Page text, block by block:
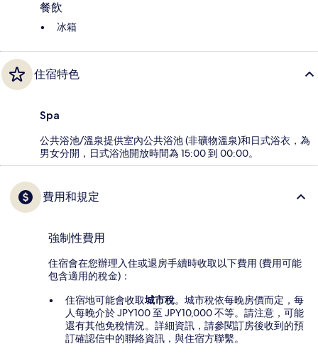
餐飲
冰箱
住宿特色
Spa
公共浴池/溫泉提供室內公共浴池 (非礦物溫泉)和日式浴衣，為
男女分開，日式浴池開放時間為 15:00 到 00:00。
費用和規定
強制性費用
住宿會在您辦理入住或退房手續時收取以下費用 (費用可能
包含適用的稅金)：
住宿地可能會收取城市稅。城市稅依每晚房價而定，每
人每晚介於 JPY100 至 JPY10,000 不等。請注意，可能
還有其他免稅情況。詳細資訊，請參閱訂房後收到的預
訂確認信中的聯絡資訊，與住宿方聯繫。